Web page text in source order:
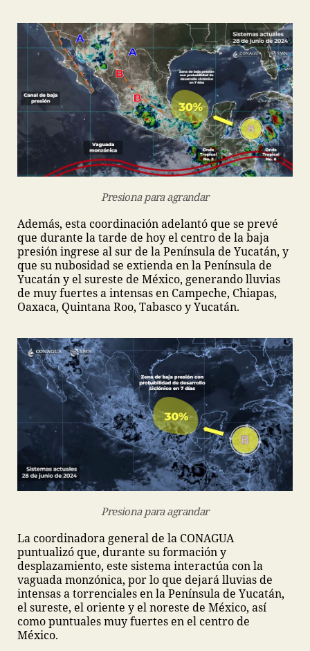
Presiona para agrandar
Además, esta coordinación adelantó que se prevé
que durante la tarde de hoy el centro de la baja
presión ingrese al sur de la Península de Yucatán, y
que su nubosidad se extienda en la Península de
Yucatán y el sureste de México, generando lluvias
de muy fuertes a intensas en Campeche, Chiapas,
Oaxaca, Quintana Roo, Tabasco y Yucatán.
Presiona para agrandar
La coordinadora general de la CONAGUA
puntualizó que, durante su formación y
desplazamiento, este sistema interactúa con la
vaguada monzónica, por lo que dejará lluvias de
intensas a torrenciales en la Península de Yucatán,
el sureste, el oriente y el noreste de México, así
como puntuales muy fuertes en el centro de
México.